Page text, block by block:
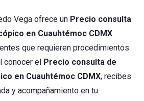
Vega ofrece un Precio consulta
en Cuauhtémoc CDMX
que requieren procedimientos
conocer el Precio consulta de
en Cuauhtémoc CDMX, recibes
y acompañamiento en tu